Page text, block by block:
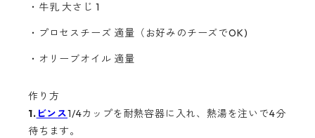
・牛乳 大さじ 1
・プロセスチーズ 適量（お好みのチーズでOK)
・オリーブオイル 適量
作り方
1. ビンス1/4カップを耐熱容器に入れ、熱湯を注いで4分
待ちます。